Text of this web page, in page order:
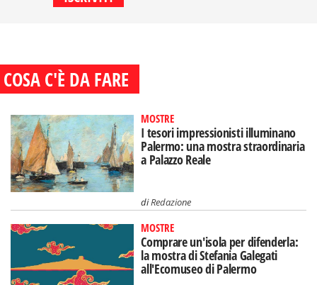
COSA C'È DA FARE
MOSTRE
I tesori impressionisti illuminano
Palermo: una mostra straordinaria
a Palazzo Reale
diRedazione
MOSTRE
Comprare un'isola per difenderla:
la mostra di Stefania Galegati
all'Ecomuseo di Palermo